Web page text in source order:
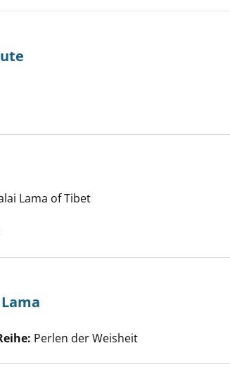
von heute anzeigen
Lama of Tibet
Dalai Lama anzeigen
Perlen der Weisheit